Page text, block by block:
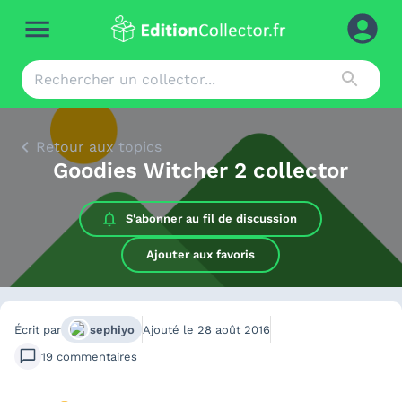
Retour aux topics
Goodies Witcher 2 collector
S'abonner au fil de discussion
Ajouter aux favoris
Écrit par sephiyo Ajouté le 28 août 2016
19 commentaires